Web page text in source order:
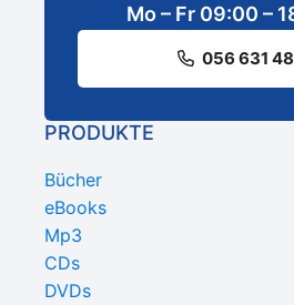
Mo – Fr 09:00 –
056 631
PRODUKTE
Bücher
eBooks
Mp3
CDs
DVDs